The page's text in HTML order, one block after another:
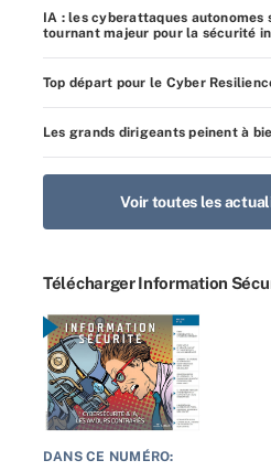
IA : les cyberattaques autonomes
tournant majeur pour la sécurité
Top départ pour le Cyber
Les grands dirigeants peinent à
Voir toutes les
Télécharger Information
DANS CE NUMÉRO: